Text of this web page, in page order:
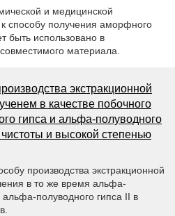
и медицинской
способу получения аморфного
быть использовано в
материала.
экстракционной
в качестве побочного
гипса и альфа-полуводного
и высокой степенью
производства экстракционной
в то же время альфа-
альфа-полуводного гипса II в